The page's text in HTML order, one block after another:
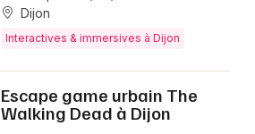
Dijon
Interactives & immersives à Dijon
Escape game urbain The
Walking Dead à Dijon